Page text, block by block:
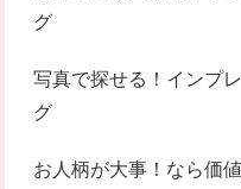
グ
写真で探せる！インプ
グ
お人柄が大事！なら価